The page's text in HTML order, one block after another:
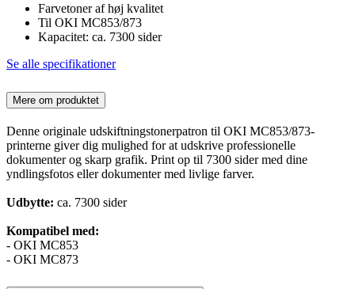
Farvetoner af høj kvalitet
Til OKI MC853/873
Kapacitet: ca. 7300 sider
Se alle specifikationer
Mere om produktet
Denne originale udskiftningstonerpatron til OKI MC853/873-
printerne giver dig mulighed for at udskrive professionelle
dokumenter og skarp grafik. Print op til 7300 sider med dine
yndlingsfotos eller dokumenter med livlige farver.
Udbytte: ca. 7300 sider
Kompatibel med:
- OKI MC853
- OKI MC873